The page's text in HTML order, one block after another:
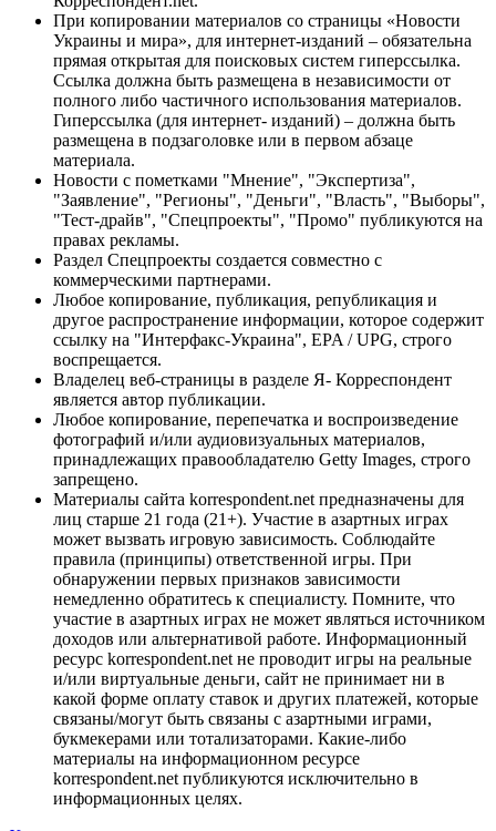
При копировании материалов со страницы «Новости
Украины и мира», для интернет-изданий – обязательна
прямая открытая для поисковых систем гиперссылка.
Ссылка должна быть размещена в независимости от
полного либо частичного использования материалов.
Гиперссылка (для интернет- изданий) – должна быть
размещена в подзаголовке или в первом абзаце
материала.
Новости с пометками "Мнение", "Экспертиза",
"Заявление", "Регионы", "Деньги", "Власть", "Выборы",
"Тест-драйв", "Спецпроекты", "Промо" публикуются на
правах рекламы.
Раздел Спецпроекты создается совместно с
коммерческими партнерами.
Любое копирование, публикация, републикация и
другое распространение информации, которое содержит
ссылку на "Интерфакс-Украина", EPA / UPG, строго
воспрещается.
Владелец веб-страницы в разделе Я- Корреспондент
является автор публикации.
Любое копирование, перепечатка и воспроизведение
фотографий и/или аудиовизуальных материалов,
принадлежащих правообладателю Getty Images, строго
запрещено.
Материалы сайта korrespondent.net предназначены для
лиц старше 21 года (21+). Участие в азартных играх
может вызвать игровую зависимость. Соблюдайте
правила (принципы) ответственной игры. При
обнаружении первых признаков зависимости
немедленно обратитесь к специалисту. Помните, что
участие в азартных играх не может являться источником
доходов или альтернативой работе. Информационный
ресурс korrespondent.net не проводит игры на реальные
и/или виртуальные деньги, сайт не принимает ни в
какой форме оплату ставок и других платежей, которые
связаны/могут быть связаны с азартными играми,
букмекерами или тотализаторами. Какие-либо
материалы на информационном ресурсе
korrespondent.net публикуются исключительно в
информационных целях.